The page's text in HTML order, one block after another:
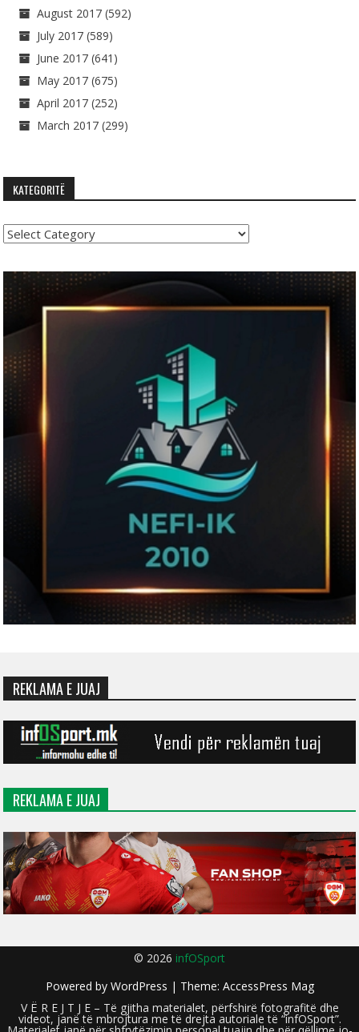
August 2017 (592)
July 2017 (589)
June 2017 (641)
May 2017 (675)
April 2017 (252)
March 2017 (299)
KATEGORITË
Kategoritë
REKLAMA E JUAJ
REKLAMA E JUAJ
© 2026 infOSport
Powered by WordPress | Theme: AccessPress Mag
V Ë R E J T J E – Të gjitha materialet, përfshirë fotografitë dhe
videot, janë të mbrojtura me të drejta autoriale të “infOSport”.